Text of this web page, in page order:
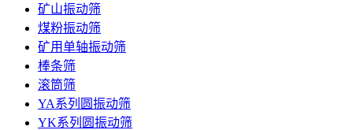
矿山振动筛
煤粉振动筛
矿用单轴振动筛
棒条筛
滚筒筛
YA系列圆振动筛
YK系列圆振动筛